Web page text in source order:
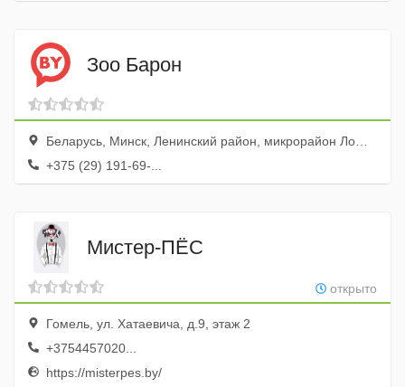
Зоо Барон
Беларусь, Минск, Ленинский район, микрорайон Лошица, Игуменский тракт, 16
+375 (29) 191-69-...
Мистер-ПЁС
открыто
Гомель, ул. Хатаевича, д.9, этаж 2
+3754457020...
https://misterpes.by/